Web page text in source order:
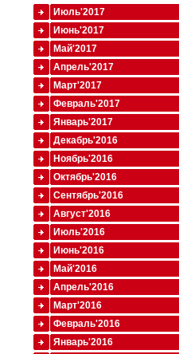
Июль'2017
Июнь'2017
Май'2017
Апрель'2017
Март'2017
Февраль'2017
Январь'2017
Декабрь'2016
Ноябрь'2016
Октябрь'2016
Сентябрь'2016
Август'2016
Июль'2016
Июнь'2016
Май'2016
Апрель'2016
Март'2016
Февраль'2016
Январь'2016